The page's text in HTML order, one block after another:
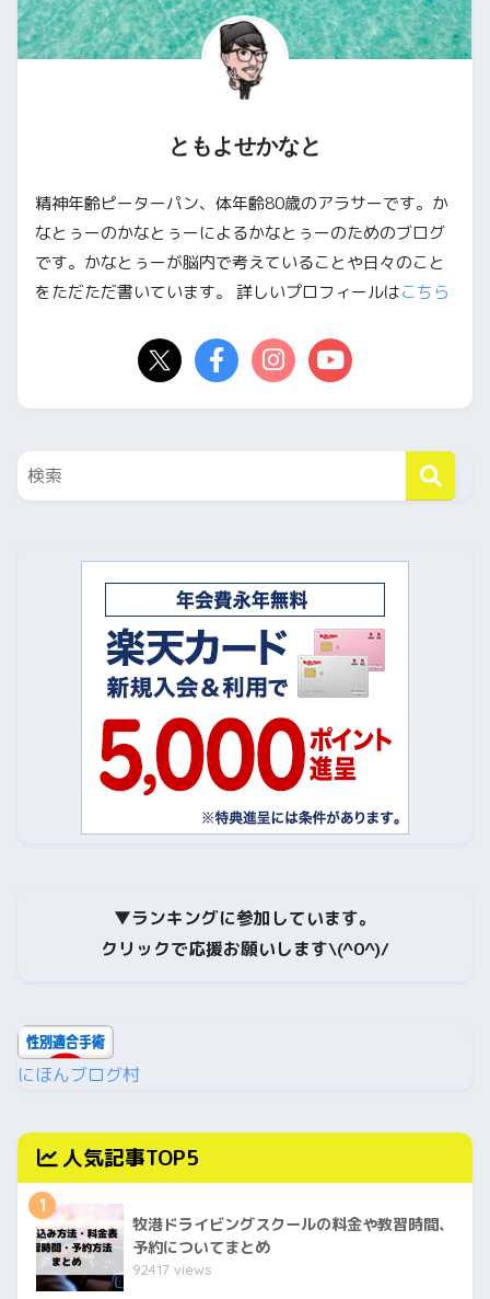
ともよせかなと
精神年齢ピーターパン、体年齢80歳のアラサーです。か
なとぅーのかなとぅーによるかなとぅーのためのブログ
です。かなとぅーが脳内で考えていることや日々のこと
をただただ書いています。 詳しいプロフィールはこちら
▼ランキングに参加しています。
クリックで応援お願いします\(^0^)/
にほんブログ村
人気記事TOP5
1
牧港ドライビングスクールの料金や教習時間、
予約についてまとめ
92417 views